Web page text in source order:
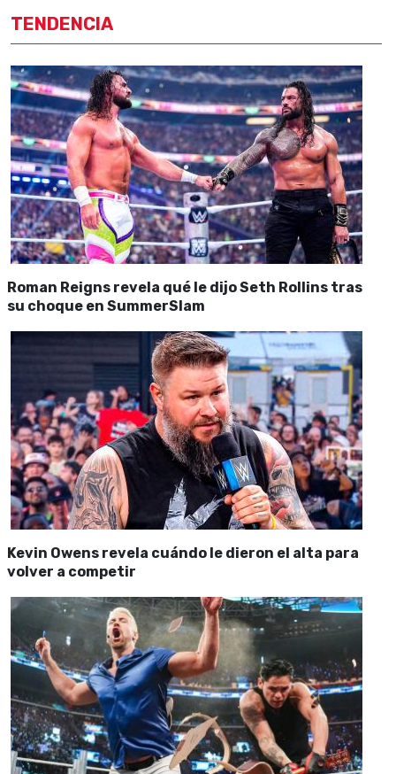
TENDENCIA
Roman Reigns revela qué le dijo Seth Rollins tras
su choque en SummerSlam
Kevin Owens revela cuándo le dieron el alta para
volver a competir